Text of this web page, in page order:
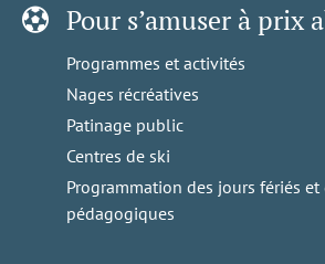
Pour s’amuser à prix
Programmes et activités
Nages récréatives
Patinage public
Centres de ski
Programmation des jours fériés et
pédagogiques